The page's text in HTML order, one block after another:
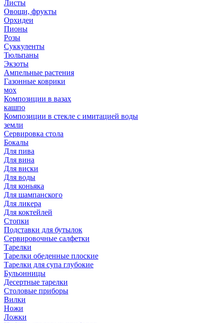
Листы
Овощи, фрукты
Орхидеи
Пионы
Розы
Суккуленты
Тюльпаны
Экзоты
Ампельные растения
Газонные коврики
мох
Композиции в вазах
кашпо
Композиции в стекле с имитацией воды
земли
Сервировка стола
Бокалы
Для пива
Для вина
Для виски
Для воды
Для коньяка
Для шампанского
Для ликера
Для коктейлей
Стопки
Подставки для бутылок
Сервировочные салфетки
Тарелки
Тарелки обеденные плоские
Тарелки для супа глубокие
Бульонницы
Десертные тарелки
Столовые приборы
Вилки
Ножи
Ложки